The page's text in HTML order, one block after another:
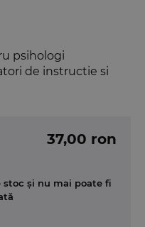
psihologi
de instructie si
37,00 ron
stoc și nu mai poate fi